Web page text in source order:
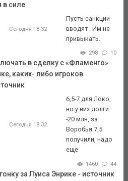
в силе
Сегодня 18:32
Пусть санкции
вводят . Им не
привыкать.
298 10
в сделку с «Фламенго»
каких- либо игроков
Сегодня 18:32
6,5-7 для Локо,
но у них долги
-20 млн, за
Воробья 7,5
получили, надо
еще
1460 44
за Луиса Энрике - источник